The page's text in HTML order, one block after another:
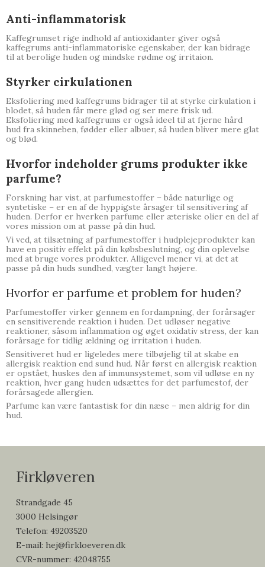
Anti-inflammatorisk
Kaffegrumset rige indhold af antioxidanter giver også
kaffegrums anti-inflammatoriske egenskaber, der kan bidrage
til at berolige huden og mindske rødme og irritaion.
Styrker cirkulationen
Eksfoliering med kaffegrums bidrager til at styrke cirkulation i
blodet, så huden får mere glød og ser mere frisk ud.
Eksfoliering med kaffegrums er også ideel til at fjerne hård
hud fra skinneben, fødder eller albuer, så huden bliver mere glat
og blød.
Hvorfor indeholder grums produkter ikke
parfume?
Forskning har vist, at parfumestoffer – både naturlige og
syntetiske – er en af de hyppigste årsager til sensitivering af
huden. Derfor er hverken parfume eller æteriske olier en del af
vores mission om at passe på din hud.
Vi ved, at tilsætning af parfumestoffer i hudplejeprodukter kan
have en positiv effekt på din købsbeslutning, og din oplevelse
med at bruge vores produkter. Alligevel mener vi, at det at
passe på din huds sundhed, vægter langt højere.
Hvorfor er parfume et problem for huden?
Parfumestoffer virker gennem en fordampning, der forårsager
en sensitiverende reaktion i huden. Det udløser negative
reaktioner, såsom inflammation og øget oxidativ stress, der kan
forårsage for tidlig ældning og irritation i huden.
Sensitiveret hud er ligeledes mere tilbøjelig til at skabe en
allergisk reaktion end sund hud. Når først en allergisk reaktion
er opstået, huskes den af immunsystemet, som vil udløse en ny
reaktion, hver gang huden udsættes for det parfumestof, der
forårsagede allergien.
Parfume kan være fantastisk for din næse – men aldrig for din
hud.
Firkløveren
Strandgade 45
3000 Helsingør
Telefon: 49203520
E-mail: hej@firkloeveren.dk
CVR-nummer: 42048755